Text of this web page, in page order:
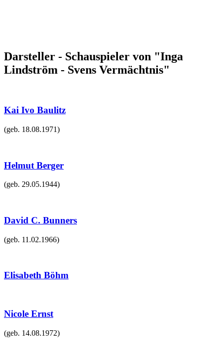
Darsteller - Schauspieler von "Inga
Lindström - Svens Vermächtnis"
Kai Ivo Baulitz
(geb. 18.08.1971)
Helmut Berger
(geb. 29.05.1944)
David C. Bunners
(geb. 11.02.1966)
Elisabeth Böhm
Nicole Ernst
(geb. 14.08.1972)